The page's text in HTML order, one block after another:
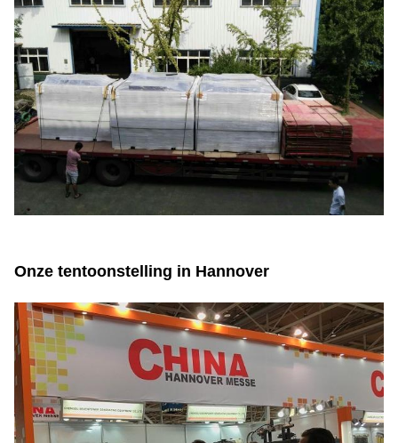
Onze tentoonstelling in Hannover